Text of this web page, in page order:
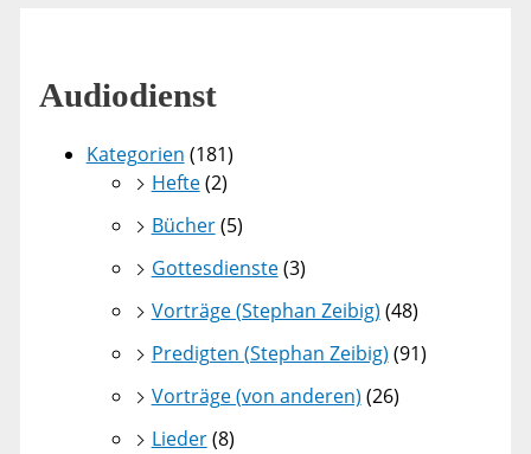
Audiodienst
Kategorien (181)
Hefte(2)
Bücher(5)
Gottesdienste(3)
Vorträge (Stephan Zeibig) (48)
Predigten (Stephan Zeibig) (91)
Vorträge (von anderen) (26)
Lieder(8)